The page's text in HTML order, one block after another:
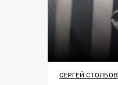
СЕРГЕЙ СТОЛБОВ